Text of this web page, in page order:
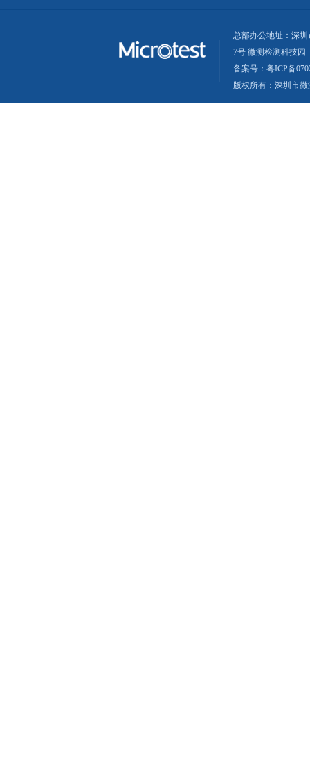
总部办公地址：深
7号 微测检测科技园
备案号：粤ICP备
版权所有：深圳市